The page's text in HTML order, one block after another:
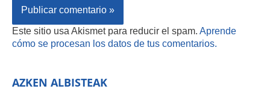
Este sitio usa Akismet para reducir el spam. Aprende
cómo se procesan los datos de tus comentarios.
AZKEN ALBISTEAK